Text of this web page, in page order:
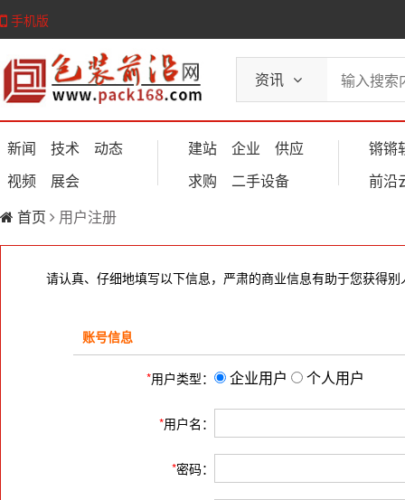
手机版
资讯
新闻 技术
动态
视频
展会
建站 企业
供应
求购
二手设备
锵锵
前沿
首页
用户注册
请认真、仔细地填写以下信息，严肃的商业信息有助于您获得
账号信息
*用户类型： 企业用户 个人用户
*用户名：
*密码：